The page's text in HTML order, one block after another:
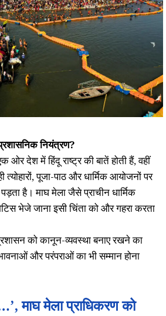
नियंत्रण?
देश में हिंदू राष्ट्र की बातें होती हैं, वहीं
पूजा-पाठ और धार्मिक आयोजनों पर
है। माघ मेला जैसे प्राचीन धार्मिक
भेजे जाना इसी चिंता को और गहरा करता
को कानून-व्यवस्था बनाए रखने का
और परंपराओं का भी सम्मान होना
माघ मेला प्राधिकरण को